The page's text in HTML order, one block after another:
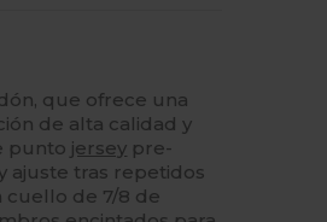
que ofrece una
de alta calidad y
punto jersey pre-
ajuste tras repetidos
cuello de 7/8 de